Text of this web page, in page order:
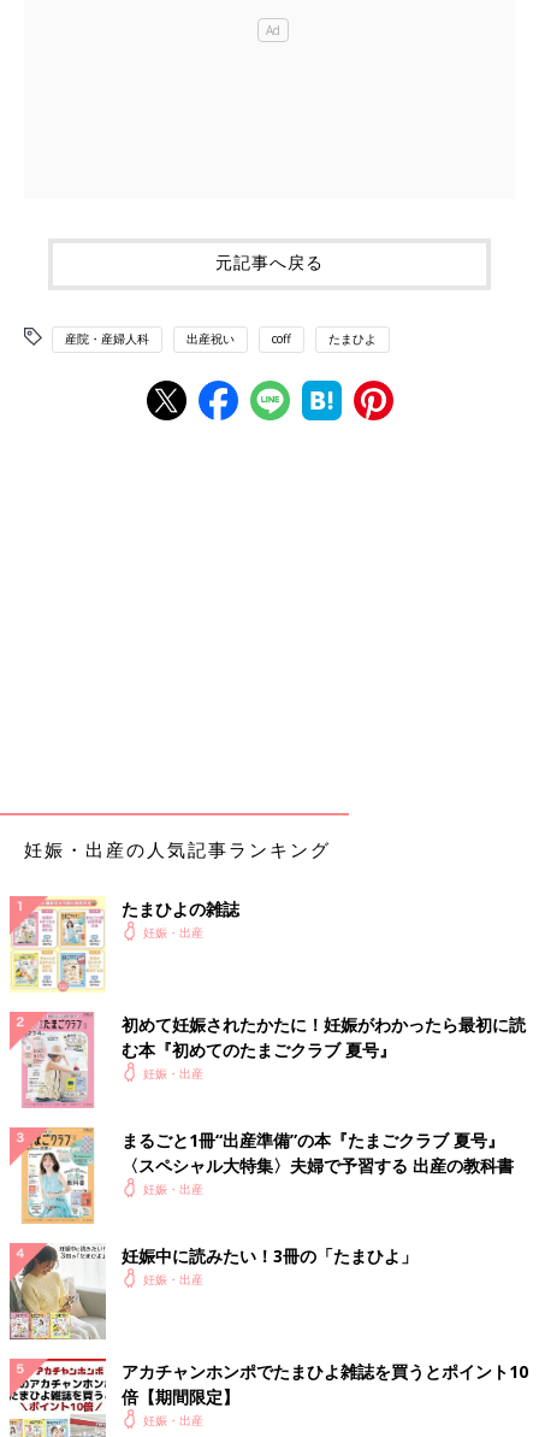
元記事へ戻る
産院・産婦人科 出産祝い coff たまひよ
妊娠・出産の人気記事ランキング
たまひよの雑誌
妊娠・出産
初めて妊娠されたかたに！妊娠がわかったら最初に読
む本『初めてのたまごクラブ 夏号』
妊娠・出産
まるごと1冊“出産準備”の本『たまごクラブ 夏号』
〈スペシャル大特集〉夫婦で予習する 出産の教科書
妊娠・出産
妊娠中に読みたい！3冊の「たまひよ」
妊娠・出産
アカチャンホンポでたまひよ雑誌を買うとポイント10
倍【期間限定】
妊娠・出産